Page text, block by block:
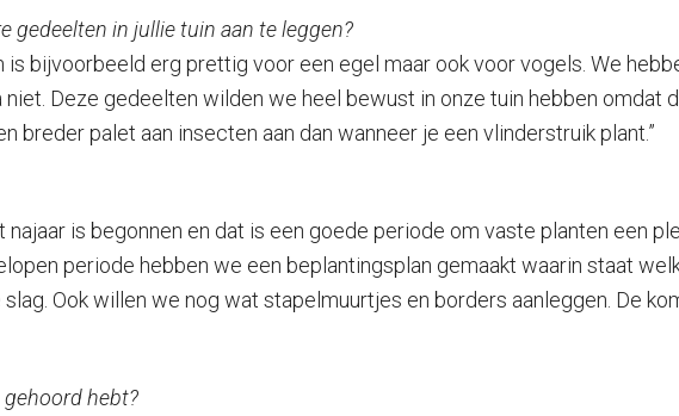
gedeelten in jullie tuin aan te leggen?
is bijvoorbeeld erg prettig voor een egel maar ook voor vogels. We
niet. Deze gedeelten wilden we heel bewust in onze tuin hebben omdat
breder palet aan insecten aan dan wanneer je een vlinderstruik plant.”
najaar is begonnen en dat is een goede periode om vaste planten een
periode hebben we een beplantingsplan gemaakt waarin staat
Ook willen we nog wat stapelmuurtjes en borders aanleggen. De
hebt?